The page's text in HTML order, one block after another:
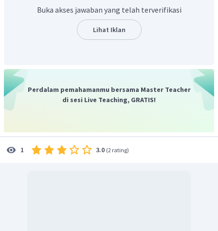
Petir.
Hujan/presipitasi.
Pembentukan awan/kondensasi.
Buka akses jawaban yang telah terverifikasi
Lihat Iklan
Perdalam pemahamanmu bersama Master Teacher
di sesi Live Teaching, GRATIS!
1 3.0 (2 rating)